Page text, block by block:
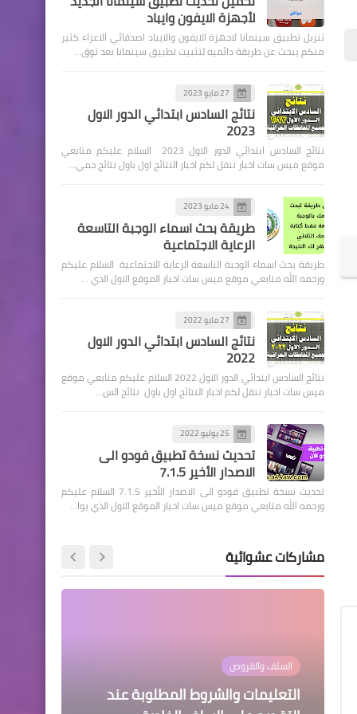
لأجهزة الايفون وايباد
تنزيل تطبيق سينمانا لاجهزة الايفون والايباد اصدقائي الاعزاء كثير
منكم يبحث عن طريقة دائميه لتثبيت تطبيق سينمانا بعد توق…
27 مايو 2023
نتائج السادس ابتدائي الدور الاول
2023
نتائج السادس ابتدائي الدور الاول 2023 السلام عليكم متابعي
موقع ميس سات اخبار ننقل لكم اخبار النتائج اول باول نتائج جمي…
24 مايو 2023
طريقة بحث اسماء الوجبة التاسعة
الرعاية الاجتماعية
طريقة بحث اسماء الوجبة التاسعة الرعاية الاجتماعية السلام عليكم
ورحمه الله متابعي موقع ميس سات اخبار الموقع الاول الذي …
27 مايو 2022
نتائج السادس ابتدائي الدور الاول
2022
نتائج السادس ابتدائي الدور الاول 2022 السلام عليكم متابعي موقع
ميس سات اخبار ننقل لكم اخبار النتائج اول باول نتائج الس…
25 يوليو 2022
تحديث نسخة تطبيق فودو الى
الاصدار الأخير 7.1.5
تحديث نسخة تطبيق فودو الى الاصدار الأخير 7.1.5 السلام عليكم
ورحمه الله متابعي موقع ميس سات اخبار الموقع الاول الذي يوا…
مشاركات عشوائية
السلف والقروض
التعليمات والشروط المطلوبة عند
اخبار العامة
اخبار العامة
المالية النيابية تقدم مقترحاً حول
اسماء االرعاية الاجتماعية
اخبار العامة
اخبار العامة
اسعار صرف الدولار في بورصة
الكفاح لهذا اليوم
اسماء االرعاية الاجتماعية
على الأسماء الموجودة في
القوائم أدناه الذين لم يستلموا
متراكم نهائياً مراجعة قسم
والاحتياجات الخاصة
اخبار العامة
ارتفاع أسعار صرف الدولار اليوم
في بورصة الكفاح
الثانية الرعاية الاجتماعيـة